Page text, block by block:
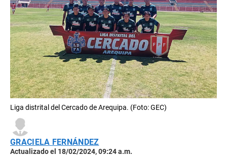
Liga distrital del Cercado de Arequipa. (Foto: GEC)
GRACIELA FERNÁNDEZ
Actualizado el 18/02/2024, 09:24 a.m.